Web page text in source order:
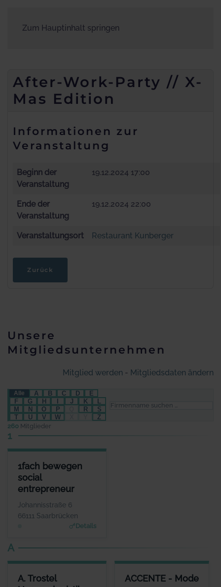
Zum Hauptinhalt springen
After-Work-Party // X-
Mas Edition
Informationen zur
Veranstaltung
Beginn der
Veranstaltung
19.12.2024 17:00
Ende der
Veranstaltung
19.12.2024 22:00
Veranstaltungsort Restaurant Kunberger
Zurück
Unsere
Mitgliedsunternehmen
Mitglied werden - Mitgliedsdaten ändern
Alle A B C D
E
F
G H I J K
L
M
N O P R
S
T
U V W
Z
260 Mitglieder
1
1fach bewegen
social
entrepreneur
Johannisstraße 6
66111 Saarbrücken
Details
1FACH BEWEGEN SOCIAL ENTREPRENEUR
A
A. Trostel
A. TROSTEL UMZUGSLOGISTIK GMBH
ANSPRECHPARTNER
ACCENTE - Mode
ACCENTE - MODE